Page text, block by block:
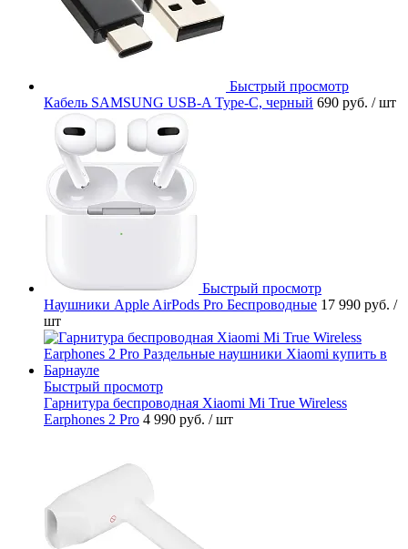
Быстрый просмотр
Кабель SAMSUNG USB-A Type-C, черный 690 руб. / шт
Быстрый просмотр
Наушники Apple AirPods Pro Беспроводные 17 990 руб. /
шт
Быстрый просмотр
Гарнитура беспроводная Xiaomi Mi True Wireless
Earphones 2 Pro 4 990 руб. / шт